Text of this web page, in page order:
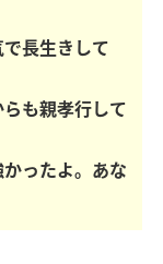
長生きして
も親孝行して
ったよ。あな